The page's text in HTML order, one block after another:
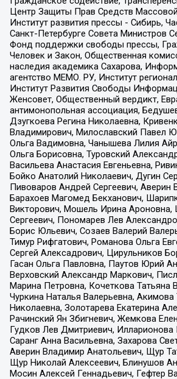
Центр Защиты Прав Средств
Институт развития прессы - Сибирь,
Санкт-Петербурге Совета Министров
Фонд поддержки свободы прессы,
Человек и Закон, Общественная
наследия академика Сахарова,
агентство МЕМО. РУ, Институт
Институт Развития Свободы
Женсовет, Общественный вердикт,
антимонопольная ассоциация,
Дзугкоева Регина Николаевна,
Владимирович, Милославский Павел
Ольга Вадимовна, Чанышева Лилия
Ольга Борисовна, Туровский
Васильева Анастасия Евгеньевна,
Бойко Анатолий Николаевич, Дугин
Пивоваров Андрей Сергеевич, Аверин
Барахоев Магомед Бекханович,
Викторович, Мошель Ирина Ароновна,
Сергеевич, Пономарев Лев
Борис Юльевич, Созаев Валерий
Тимур Рифгатович, Романова Ольга
Сергей Алексадрович, Цирульников
Гасан Ольга Павловна, Паутов Юрий
Верховский Александр Маркович,
Марина Петровна, Кочеткова Татьяна
Чуркина Наталья Валерьевна, Акимова
Николаевна, Золотарева Екатерина
Рачинский Ян Збигневич, Жемкова
Гудков Лев Дмитриевич,
Саранг Анна Васильевна, Захарова
Аверин Владимир Анатольевич, Щур
Щур Николай Алексеевич, Блинушов
Мосин Алексей Геннадьевич, Гефтер